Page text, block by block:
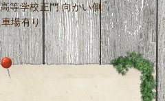
等学校正門 向かい側
場有り